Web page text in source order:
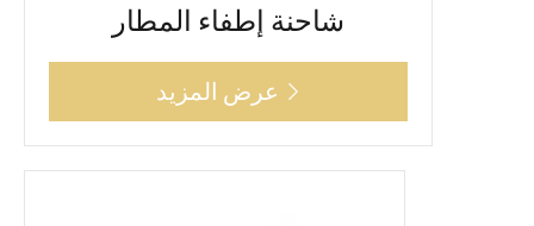
شاحنة إطفاء المطار
عرض المزيد 